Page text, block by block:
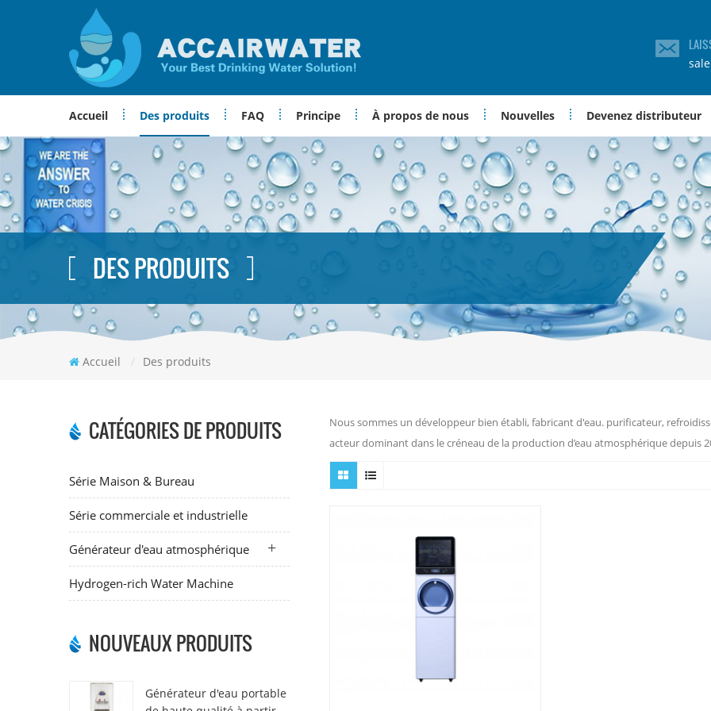
Accueil Des produits FAQ Principe À propos de nous Nouvelles Devenez distributeur
DES PRODUITS
Accueil / Des produits
CATÉGORIES DE PRODUITS
Série Maison & Bureau
Série commerciale et industrielle
Générateur d'eau atmosphérique
Hydrogen-rich Water Machine
NOUVEAUX PRODUITS
Générateur d'eau portable
Nous sommes un développeur bien établi, fabricant d'eau. purificateur,
acteur dominant dans le créneau de la production d’eau atmosphérique depuis